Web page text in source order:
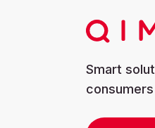
Smart